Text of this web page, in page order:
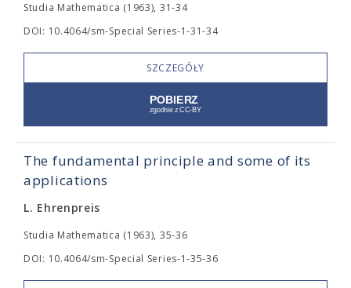
Studia Mathematica (1963), 31-34
DOI: 10.4064/sm-Special Series-1-31-34
SZCZEGÓŁY
The fundamental principle and some of its
applications
L. Ehrenpreis
Studia Mathematica (1963), 35-36
DOI: 10.4064/sm-Special Series-1-35-36